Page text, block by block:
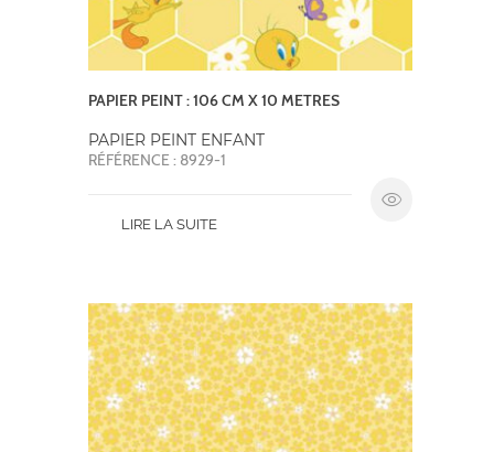
PAPIER PEINT : 106 CM X 10 METRES
PAPIER PEINT ENFANT
RÉFÉRENCE : 8929-1
LIRE LA SUITE